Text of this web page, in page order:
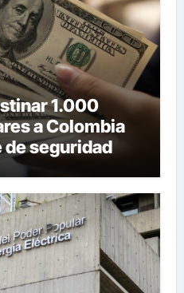
1.000
a Colombia
de seguridad